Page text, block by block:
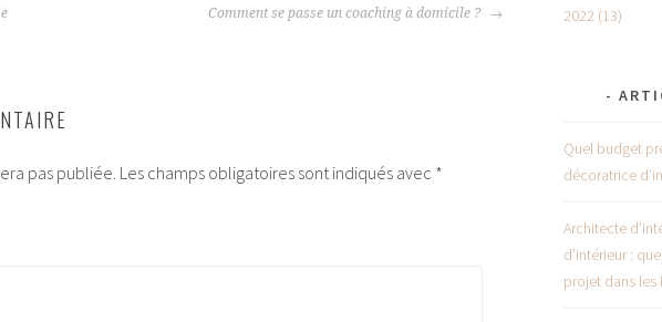
Comment se passe un coaching à domicile ?
pas publiée. Les champs obligatoires sont indiqués avec *
2022 (13)
Quel budget
décoratrice
Architecte
d’intérieur :
projet dans les